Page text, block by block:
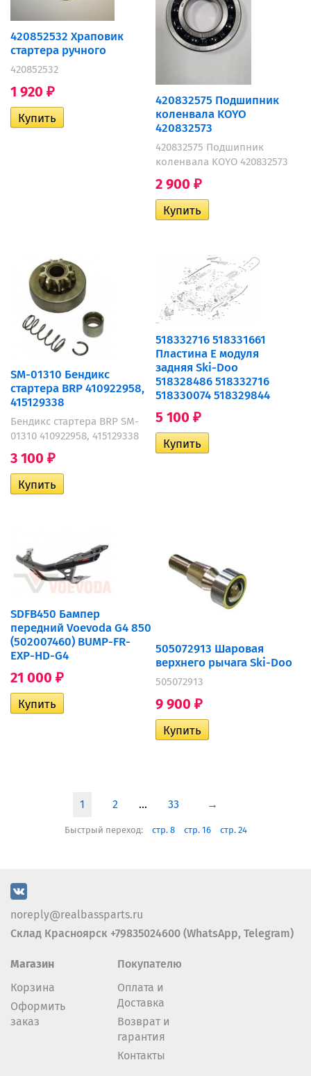
420852532 Храповик
стартера ручного
420852532
1 920 ₽
420832575 Подшипник
коленвала KOYO
420832573
420832575 Подшипник
коленвала KOYO 420832573
2 900 ₽
SM-01310 Бендикс
стартера BRP 410922958,
415129338
Бендикс стартера BRP SM-
01310 410922958, 415129338
3 100 ₽
518332716 518331661
Пластина E модуля
задняя Ski-Doo
518328486 518332716
518330074 518329844
5 100 ₽
SDFB450 Бампер
передний Voevoda G4 850
(502007460) BUMP-FR-
EXP-HD-G4
21 000 ₽
505072913 Шаровая
верхнего рычага Ski-Doo
505072913
9 900 ₽
1 2 ... 33 →
Быстрый переход: стр. 8 стр. 16 стр. 24
noreply@realbassparts.ru
Склад Красноярск +79835024600 (WhatsApp, Telegram)
Магазин
Корзина
Оформить
заказ
Покупателю
Оплата и
Доставка
Возврат и
гарантия
Контакты